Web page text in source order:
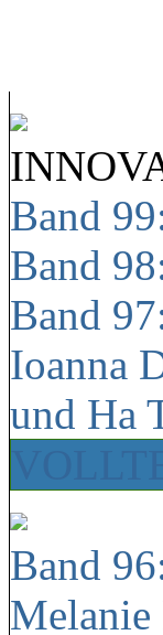
Band
Band
Band
Ioanna
und Ha
Band
Melanie